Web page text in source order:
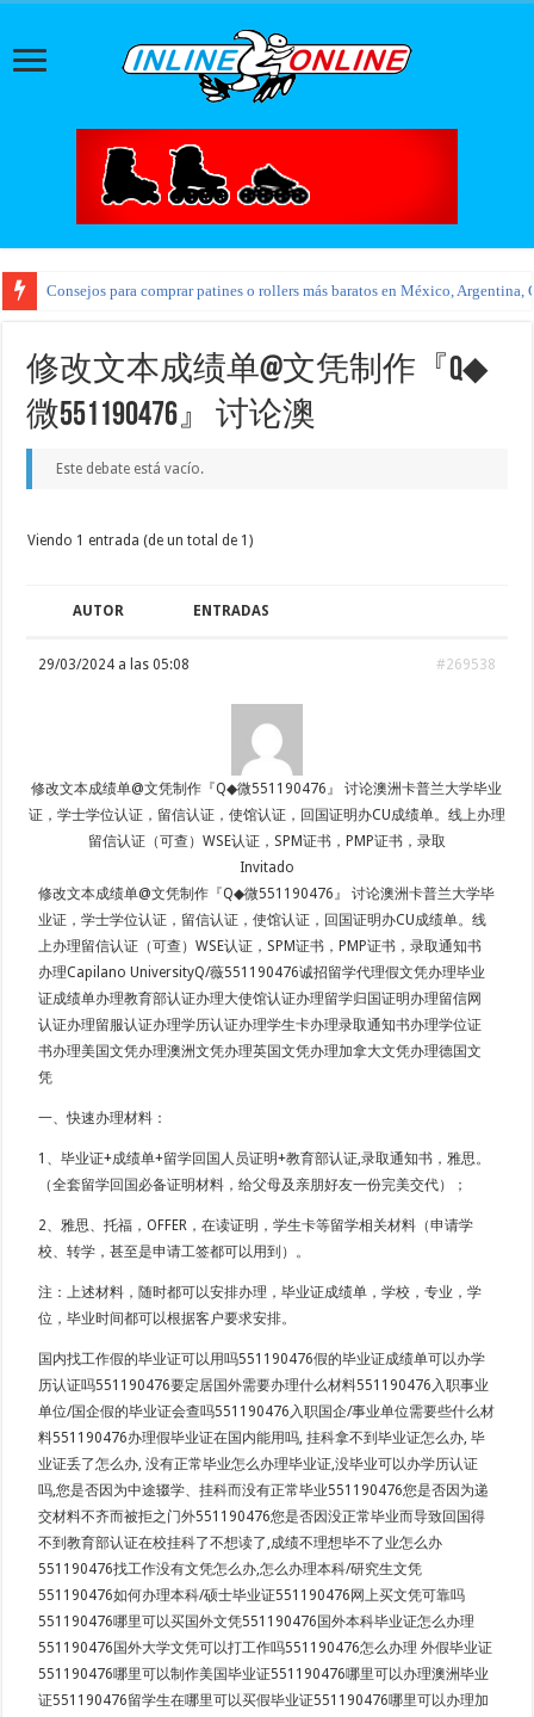
Consejos para comprar patines o rollers más baratos en México, Argentina,
修改文本成绩单@文凭制作『Q◆
微551190476』 讨论澳
Este debate está vacío.
Viendo 1 entrada (de un total de 1)
AUTOR ENTRADAS
29/03/2024 a las 05:08 #269538
修改文本成绩单@文凭制作『Q◆微551190476』 讨论澳洲卡普兰大学毕业
证，学士学位认证，留信认证，使馆认证，回国证明办CU成绩单。线上办理
留信认证（可查）WSE认证，SPM证书，PMP证书，录取
Invitado
修改文本成绩单@文凭制作『Q◆微551190476』 讨论澳洲卡普兰大学毕
业证，学士学位认证，留信认证，使馆认证，回国证明办CU成绩单。线
上办理留信认证（可查）WSE认证，SPM证书，PMP证书，录取通知书
办理Capilano UniversityQ/薇551190476诚招留学代理假文凭办理毕业
证成绩单办理教育部认证办理大使馆认证办理留学归国证明办理留信网
认证办理留服认证办理学历认证办理学生卡办理录取通知书办理学位证
书办理美国文凭办理澳洲文凭办理英国文凭办理加拿大文凭办理德国文
凭
一、快速办理材料：
1、毕业证+成绩单+留学回国人员证明+教育部认证,录取通知书，雅思。
（全套留学回国必备证明材料，给父母及亲朋好友一份完美交代）；
2、雅思、托福，OFFER，在读证明，学生卡等留学相关材料（申请学
校、转学，甚至是申请工签都可以用到）。
注：上述材料，随时都可以安排办理，毕业证成绩单，学校，专业，学
位，毕业时间都可以根据客户要求安排。
国内找工作假的毕业证可以用吗551190476假的毕业证成绩单可以办学
历认证吗551190476要定居国外需要办理什么材料551190476入职事业
单位/国企假的毕业证会查吗551190476入职国企/事业单位需要些什么材
料551190476办理假毕业证在国内能用吗, 挂科拿不到毕业证怎么办, 毕
业证丢了怎么办, 没有正常毕业怎么办理毕业证,没毕业可以办学历认证
吗,您是否因为中途辍学、挂科而没有正常毕业551190476您是否因为递
交材料不齐而被拒之门外551190476您是否因没正常毕业而导致回国得
不到教育部认证在校挂科了不想读了,成绩不理想毕不了业怎么办
551190476找工作没有文凭怎么办,怎么办理本科/研究生文凭
551190476如何办理本科/硕士毕业证551190476网上买文凭可靠吗
551190476哪里可以买国外文凭551190476国外本科毕业证怎么办理
551190476国外大学文凭可以打工作吗551190476怎么办理 外假毕业证
551190476哪里可以制作美国毕业证551190476哪里可以办理澳洲毕业
证551190476留学生在哪里可以买假毕业证551190476哪里可以办理加